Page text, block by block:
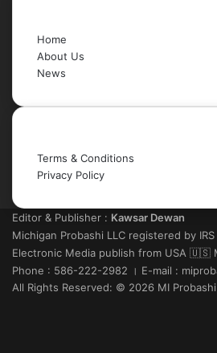
Home
About Us
News
Terms & Conditions
Privacy Policy
Editor & Publisher : Kawsar Dewan
Michigan Probashi LLC registered by
Electronic Media publish from USA 🇺🇸
Phone : 586-222-2982 । E-mail :
All Rights Reserved: © 2026 MI